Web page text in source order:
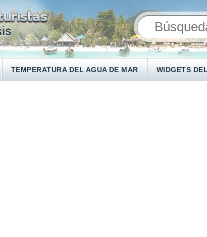
TEMPERATURA DEL AGUA DE MAR WIDGETS